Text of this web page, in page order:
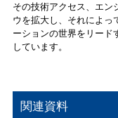
その技術アクセス、エン
ウを拡大し、それによっ
ーションの世界をリード
しています。
関連資料